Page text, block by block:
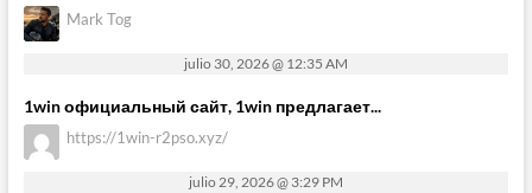
Mark Tog
julio 30, 2026 @ 12:35 AM
1win официальный сайт, 1win предлагает...
https://1win-r2pso.xyz/
julio 29, 2026 @ 3:29 PM